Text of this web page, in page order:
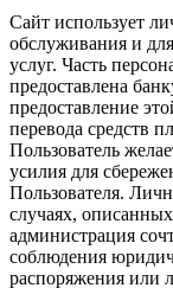
Сайт использует
обслуживания и
услуг. Часть
предоставлена
предоставление
перевода средств
Пользователь
усилия для
Пользователя.
случаях,
администрация
соблюдения
распоряжения или